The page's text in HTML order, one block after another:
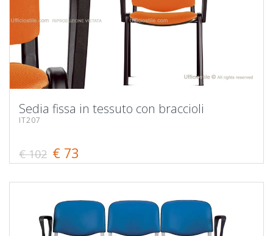
Sedia fissa in tessuto con braccioli
IT207
€ 102 € 73